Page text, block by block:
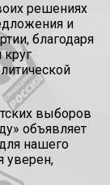
решениях
и
благодаря
круг
выборов
объявляет
нашего
уверен,